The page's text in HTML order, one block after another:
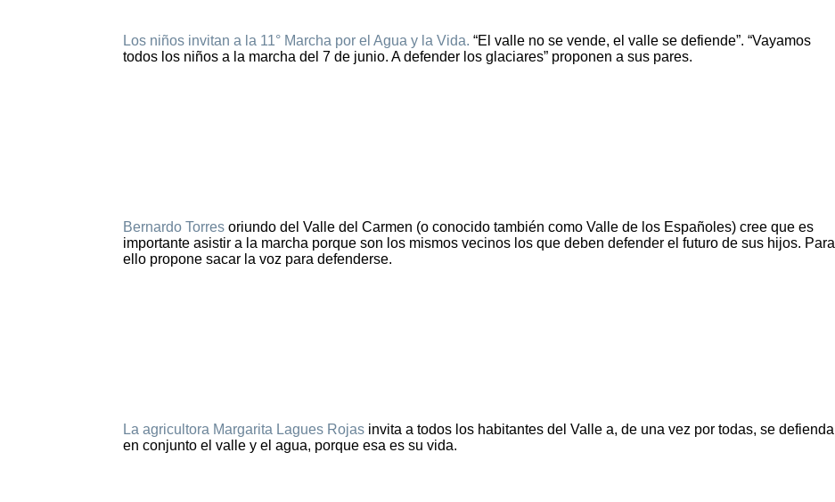
Los niños invitan a la 11° Marcha por el Agua y la Vida. “El valle no se vende, el valle se defiende”. “Vayamos
todos los niños a la marcha del 7 de junio. A defender los glaciares” proponen a sus pares.
Bernardo Torres oriundo del Valle del Carmen (o conocido también como Valle de los Españoles) cree que es
importante asistir a la marcha porque son los mismos vecinos los que deben defender el futuro de sus hijos. Para
ello propone sacar la voz para defenderse.
La agricultora Margarita Lagues Rojas invita a todos los habitantes del Valle a, de una vez por todas, se defienda
en conjunto el valle y el agua, porque esa es su vida.